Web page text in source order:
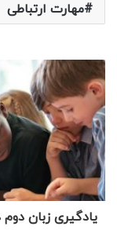
مهارت ارتباطی
یادگیری زبان